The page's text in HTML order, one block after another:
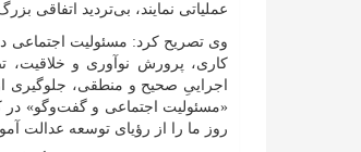
عملیاتی نمایند، بی‌تردید اتفاقی
وی تصریح کرد: مسئولیت اجتماعی
کاری، پرورش نوآوری و خلاقیت،
اجراییِ صحیح و منطقی، جلوگیری
«مسئولیت اجتماعی و گفت‌و‌گو» در
روز ما را از رؤیای توسعه عدالت